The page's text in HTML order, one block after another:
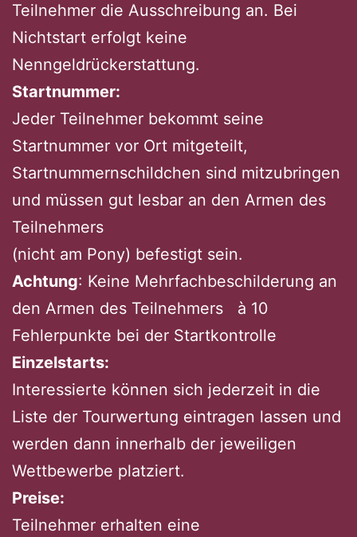
Teilnehmer die Ausschreibung an. Bei
Nichtstart erfolgt keine
Nenngeldrückerstattung.
Startnummer:
Jeder Teilnehmer bekommt seine
Startnummer vor Ort mitgeteilt,
Startnummernschildchen sind mitzubringen
und müssen gut lesbar an den Armen des
Teilnehmers
(nicht am Pony) befestigt sein.
Achtung: Keine Mehrfachbeschilderung an
den Armen des Teilnehmers à 10
Fehlerpunkte bei der Startkontrolle
Einzelstarts:
Interessierte können sich jederzeit in die
Liste der Tourwertung eintragen lassen und
werden dann innerhalb der jeweiligen
Wettbewerbe platziert.
Preise:
Teilnehmer erhalten eine